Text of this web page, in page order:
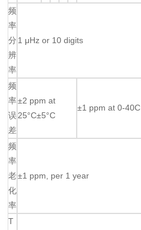
频
率
分
辨
率
1 μHz or 10 digits
频
率
误
差
±2 ppm at
25°C±5°C
±1 ppm at 0-40C
频
率
老
化
率
±1 ppm, per 1 year
T